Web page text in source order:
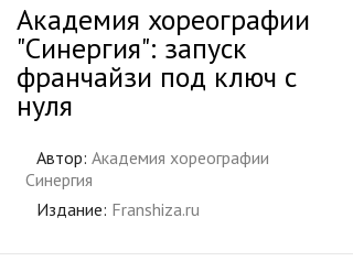
Академия хореографии
"Синергия": запуск
франчайзи под ключ с
нуля
Автор: Академия хореографии
Синергия
Издание: Franshiza.ru